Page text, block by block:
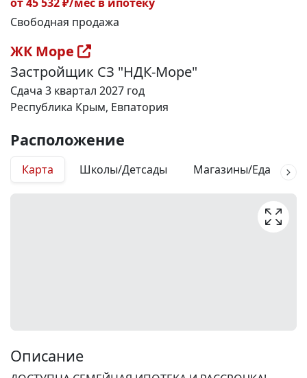
Свободная продажа
ЖК Море
Застройщик СЗ "НДК-Море"
Сдача 3 квартал 2027 год
Республика Крым, Евпатория
Расположение
Карта Школы/Детсады Магазины/Еда
Описание